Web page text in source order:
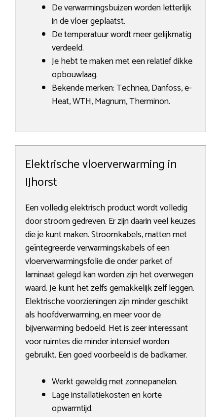
De verwarmingsbuizen worden letterlijk
in de vloer geplaatst.
De temperatuur wordt meer gelijkmatig
verdeeld.
Je hebt te maken met een relatief dikke
opbouwlaag.
Bekende merken: Technea, Danfoss, e-
Heat, WTH, Magnum, Therminon.
Elektrische vloerverwarming in
IJhorst
Een volledig elektrisch product wordt volledig
door stroom gedreven. Er zijn daarin veel keuzes
die je kunt maken. Stroomkabels, matten met
geïntegreerde verwarmingskabels of een
vloerverwarmingsfolie die onder parket of
laminaat gelegd kan worden zijn het overwegen
waard. Je kunt het zelfs gemakkelijk zelf leggen.
Elektrische voorzieningen zijn minder geschikt
als hoofdverwarming, en meer voor de
bijverwarming bedoeld. Het is zeer interessant
voor ruimtes die minder intensief worden
gebruikt. Een goed voorbeeld is de badkamer.
Werkt geweldig met zonnepanelen.
Lage installatiekosten en korte
opwarmtijd.